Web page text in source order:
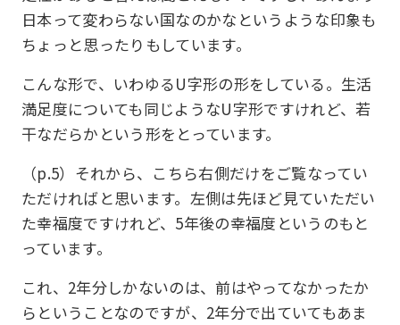
日本って変わらない国なのかなというような印象も
ちょっと思ったりもしています。
こんな形で、いわゆるU字形の形をしている。生活
満足度についても同じようなU字形ですけれど、若
干なだらかという形をとっています。
（p.5）それから、こちら右側だけをご覧なってい
ただければと思います。左側は先ほど見ていただい
た幸福度ですけれど、5年後の幸福度というのもと
っています。
これ、2年分しかないのは、前はやってなかったか
らということなのですが、2年分で出ていてもあま